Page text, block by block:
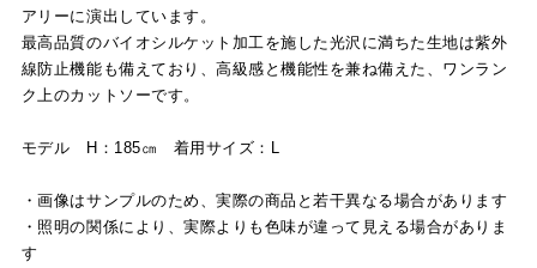
アリーに演出しています。
最高品質のバイオシルケット加工を施した光沢に満ちた生地は紫外
線防止機能も備えており、高級感と機能性を兼ね備えた、ワンラン
ク上のカットソーです。
モデル H：185㎝ 着用サイズ：L
・画像はサンプルのため、実際の商品と若干異なる場合があります
・照明の関係により、実際よりも色味が違って見える場合がありま
す